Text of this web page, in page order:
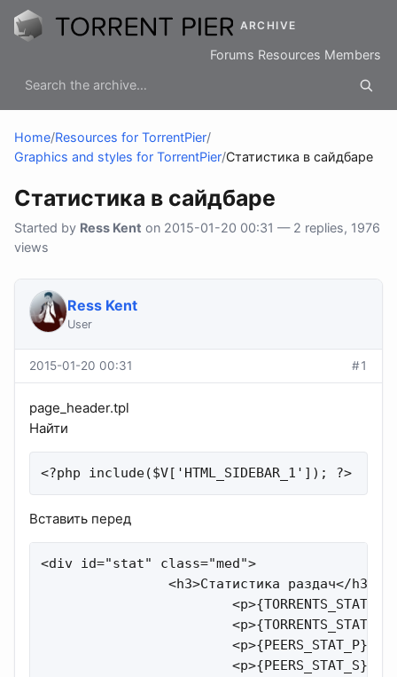
ARCHIVE
Forums Resources Members
Home/Resources for TorrentPier/
Graphics and styles for TorrentPier/Статистика в сайдбаре
Статистика в сайдбаре
Started by Ress Kent on 2015-01-20 00:31 — 2 replies, 1976
views
Ress Kent
User
2015-01-20 00:31 #1
page_header.tpl
Найти
<?php include($V['HTML_SIDEBAR_1']); ?>
Вставить перед
<div id="stat" class="med">
                <h3>Статистика раздач</h3>
<p>{PEERS_STAT_P}</
<p>{PEERS_STAT_S}</